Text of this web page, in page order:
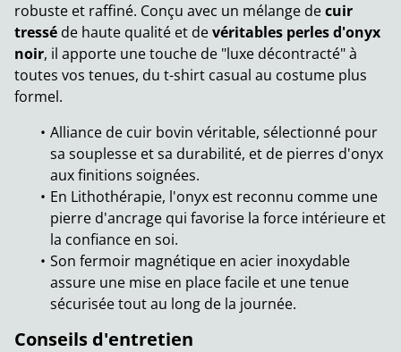
robuste et raffiné. Conçu avec un mélange decuir
tressé de haute qualité et devéritables perles d'onyx
noir, il apporte une touche de "luxe décontracté" à
toutes vos tenues, du t-shirt casual au costume plus
formel.
Alliance de cuir bovin véritable, sélectionné pour
sa souplesse et sa durabilité, et de pierres d'onyx
aux finitions soignées.
En Lithothérapie, l'onyx est reconnu comme une
pierre d'ancrage qui favorise la force intérieure et
la confiance en soi.
Son fermoir magnétique en acier inoxydable
assure une mise en place facile et une tenue
sécurisée tout au long de la journée.
Conseils d'entretien